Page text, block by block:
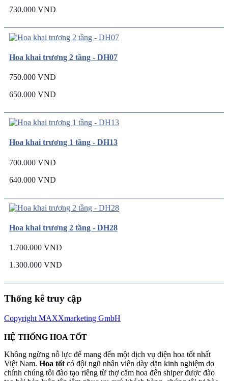
730.000 VND
Hoa khai trương 2 tầng - DH07
750.000 VND
650.000 VND
Hoa khai trương 1 tầng - DH13
700.000 VND
640.000 VND
Hoa khai trương 2 tầng - DH28
1.700.000 VND
1.300.000 VND
Thống kê truy cập
Copyright MAXXmarketing GmbH
HỆ THỐNG HOA TỐT
Không ngừng nỗ lực để mang đến một dịch vụ điện hoa tốt nhất
Việt Nam. Hoa tốt có đội ngũ nhân viên dày dặn kinh nghiệm do
chính chúng tôi đào tạo riêng từ thợ cắm hoa đến shiper được đào